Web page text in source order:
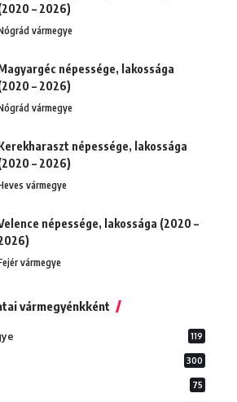
– 2026)
vármegye
népessége, lakossága
– 2026)
vármegye
népessége, lakossága
– 2026)
vármegye
népessége, lakossága (2020 –
vármegye
vármegyénkként
119
300
75